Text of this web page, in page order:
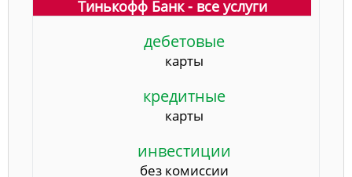
Тинькофф Банк - все услуги
дебетовые
карты
кредитные
карты
инвестиции
без комиссии